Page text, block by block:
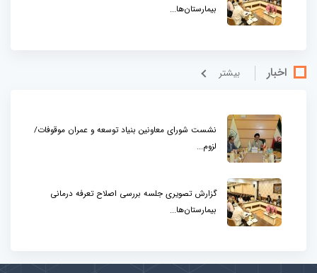
بیمارستان‌ها...
اخبار بيشتر
نشست شورای معاونین بنیاد توسعه و عمران موقوفات/
لزوم...
گزارش تصویری جلسه بررسی اصلاح تعرفه درمانی
بیمارستان‌ها...